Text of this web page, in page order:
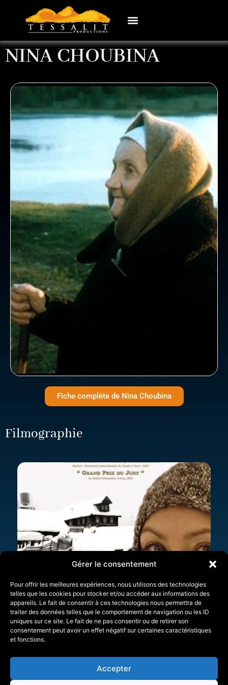
Gérer le consentement
Pour offrir les meilleures expériences, nous utilisons des technologies
telles que les cookies pour stocker et/ou accéder aux informations des
appareils. Le fait de consentir à ces technologies nous permettra de
traiter des données telles que le comportement de navigation ou les ID
uniques sur ce site. Le fait de ne pas consentir ou de retirer son
consentement peut avoir un effet négatif sur certaines caractéristiques
et fonctions.
Accepter
NINA CHOUBINA
Fiche complète de Nina Choubina
Filmographie